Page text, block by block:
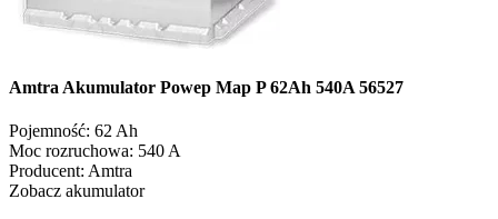
Amtra Akumulator Powep Map P 62Ah 540A 56527
Pojemność: 62 Ah
Moc rozruchowa: 540 A
Producent: Amtra
Zobacz akumulator